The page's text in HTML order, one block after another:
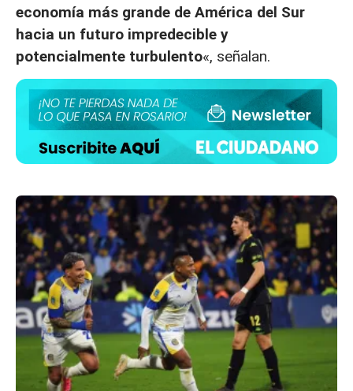
economía más grande de América del Sur
hacia un futuro impredecible y
potencialmente turbulento«, señalan.